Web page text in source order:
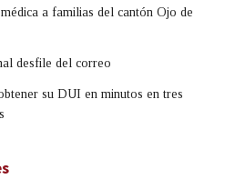
a familias del cantón Ojo de
desfile del correo
su DUI en minutos en tres